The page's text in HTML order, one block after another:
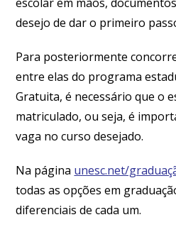
desejo de dar o primeiro
Para posteriormente
entre elas do programa
Gratuita, é necessário que o
matriculado, ou seja, é
vaga no curso desejado.
Na página unesc.net/
todas as opções em
diferenciais de cada um.